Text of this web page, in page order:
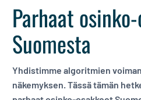
Parhaat
Suomesta
Yhdistimme algoritmien
näkemyksen. Tässä tämän